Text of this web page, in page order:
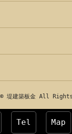
堤建築板金 All
Tel Map